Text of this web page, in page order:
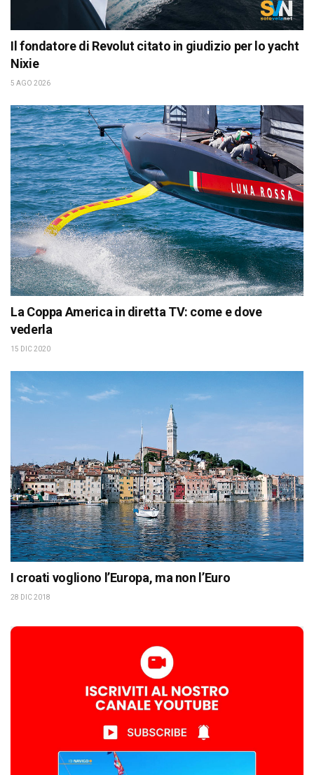
Il fondatore di Revolut citato in giudizio per lo yacht
Nixie
5 AGO 2026
La Coppa America in diretta TV: come e dove
vederla
15 DIC 2020
I croati vogliono l’Europa, ma non l’Euro
28 DIC 2018